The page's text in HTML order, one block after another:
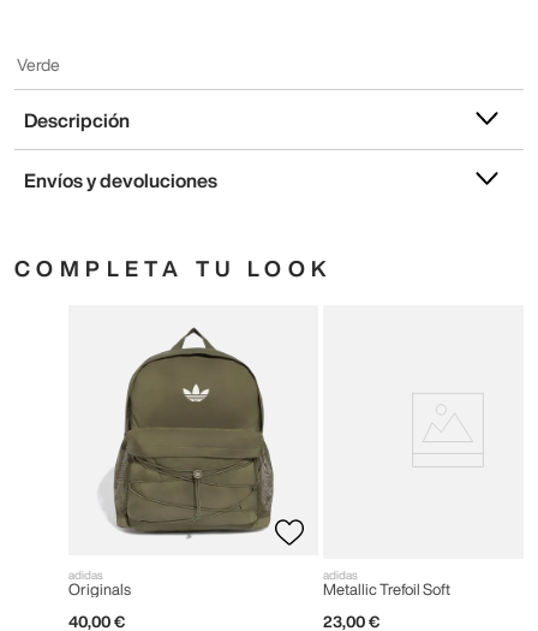
Verde
Descripción
Envíos y devoluciones
COMPLETA TU LOOK
adidas
Originals
40,00 €
adidas
Metallic Trefoil Soft
23,00 €